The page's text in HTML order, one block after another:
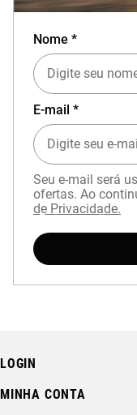
Baixe o
com cupom
Nome *
E-mail *
Seu e-mail será
ofertas. Ao
de Privacidade.
LOGIN
MINHA CONTA